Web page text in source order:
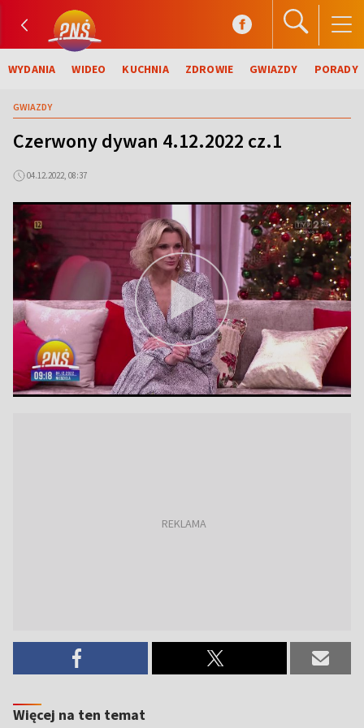
WYDANIA WIDEO KUCHNIA ZDROWIE GWIAZDY PORADY
GWIAZDY
Czerwony dywan 4.12.2022 cz.1
04.12.2022, 08:37
Więcej na ten temat